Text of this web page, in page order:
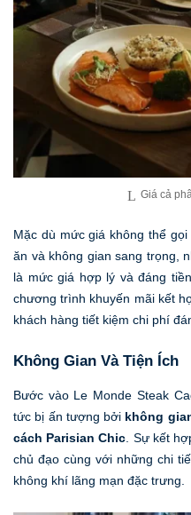
Giá cả
Mặc dù mức giá không thể
ăn và không gian sang trọng,
là mức giá hợp lý và đáng
chương trình khuyến mãi kết
khách hàng tiết kiệm chi phí
Không Gian Và Tiện Ích
Bước vào Le Monde Steak
tức bị ấn tượng bởi không
cách Parisian Chic . Sự kết
chủ đạo cùng với những chi
không khí lãng mạn đặc trưng.